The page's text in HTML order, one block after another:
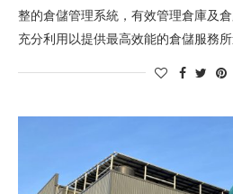
整的倉儲管理系統，有效管理倉庫及
充分利用以提供最高效能的倉儲服務所